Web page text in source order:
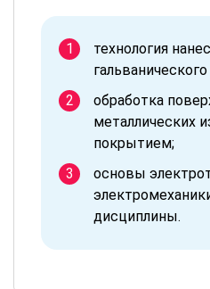
технология
обработка
металлических
покрытием;
основы
дисциплины.